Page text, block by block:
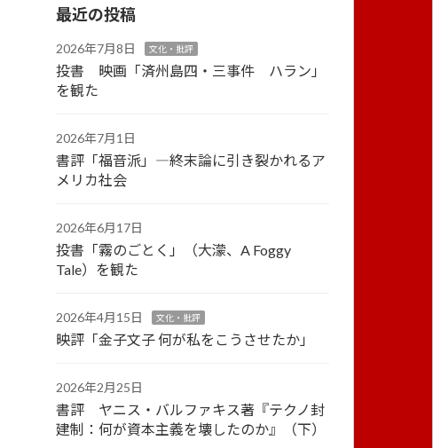
最近の投稿
2026年7月8日 文化・批評
投書 映画「済州島四・三事件 ハラン」
を観た
2026年7月1日
書評「福音派」―終末論に引き裂かれるア
メリカ社会
2026年6月17日
投書「霧のごとく」（大濛、A Foggy
Tale）を観た
2026年4月15日 文化・批評
映評「金子文子 何が私をこうさせたか」
2026年2月25日
書評 ヤニス・バルファキス著『テクノ封
建制：何が資本主義を壊したのか』（下）